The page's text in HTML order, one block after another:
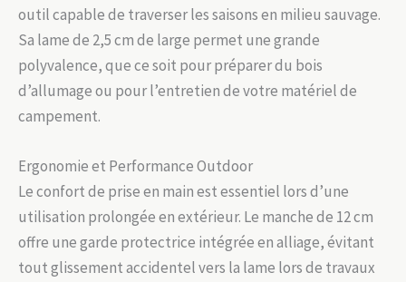
outil capable de traverser les saisons en milieu sauvage.
Sa lame de 2,5 cm de large permet une grande
polyvalence, que ce soit pour préparer du bois
d’allumage ou pour l’entretien de votre matériel de
campement.
Ergonomie et Performance Outdoor
Le confort de prise en main est essentiel lors d’une
utilisation prolongée en extérieur. Le manche de 12 cm
offre une garde protectrice intégrée en alliage, évitant
tout glissement accidentel vers la lame lors de travaux